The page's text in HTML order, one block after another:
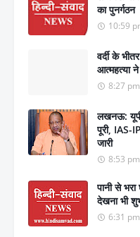
का पुनर्गठन
10:59
वर्दी के
आत्महत्या
8:27 pm
लखनऊ:
पूरी, IAS-
जारी
8:53 pm
पानी से
देखना भी
6:31 pm